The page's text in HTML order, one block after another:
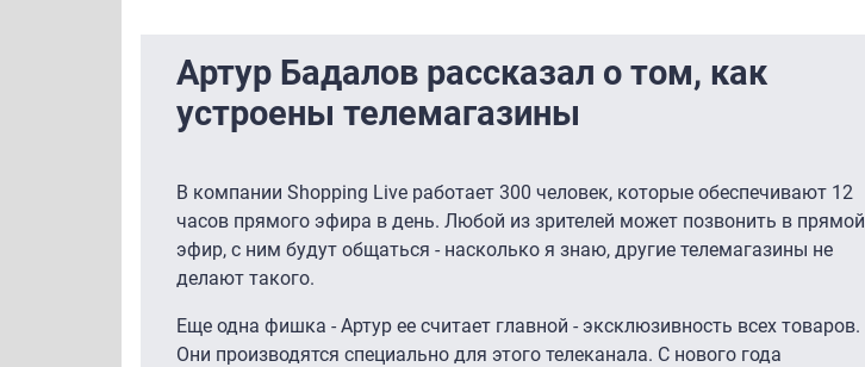
Артур Бадалов рассказал о том, как
устроены телемагазины
В компании Shopping Live работает 300 человек, которые обеспечивают 12
часов прямого эфира в день. Любой из зрителей может позвонить в прямой
эфир, с ним будут общаться - насколько я знаю, другие телемагазины не
делают такого.
Еще одна фишка - Артур ее считает главной - эксклюзивность всех товаров.
Они производятся специально для этого телеканала. С нового года